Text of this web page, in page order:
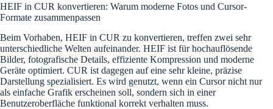
HEIF in CUR konvertieren: Warum moderne Fotos und Cursor-
Formate zusammenpassen
Beim Vorhaben, HEIF in CUR zu konvertieren, treffen zwei sehr
unterschiedliche Welten aufeinander. HEIF ist für hochauflösende
Bilder, fotografische Details, effiziente Kompression und moderne
Geräte optimiert. CUR ist dagegen auf eine sehr kleine, präzise
Darstellung spezialisiert. Es wird genutzt, wenn ein Cursor nicht nur
als einfache Grafik erscheinen soll, sondern sich in einer
Benutzeroberfläche funktional korrekt verhalten muss.